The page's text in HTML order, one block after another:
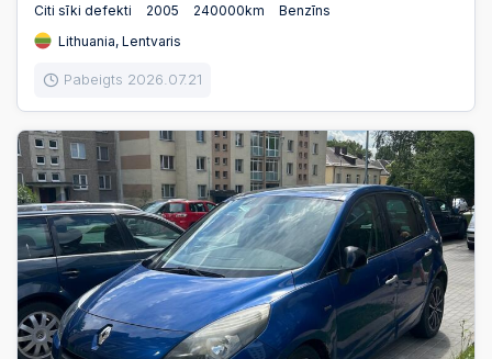
Citi sīki defekti 2005 240000km
Benzīns
Lithuania, Lentvaris
Pabeigts 2026.07.21